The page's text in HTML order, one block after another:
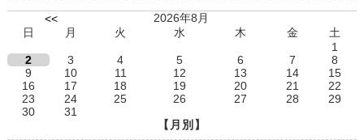
<<
2026年8月
日
月 火 水 木 金
土
1
2
3 4 5 6 7
8
9
10 11 12 13 14
15
16
17 18 19 20 21
22
23
24 25 26 27 28
29
30
31
【月別】